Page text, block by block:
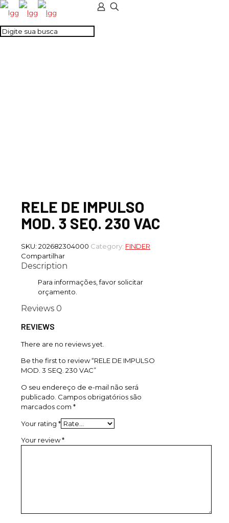
RELE DE IMPULSO
MOD. 3 SEQ. 230 VAC
SKU: 202682304000 Category: FINDER
Compartilhar
Description
Para informações, favor solicitar
orçamento.
Reviews 0
REVIEWS
There are no reviews yet.
Be the first to review “RELE DE IMPULSO
MOD. 3 SEQ. 230 VAC”
O seu endereço de e-mail não será
publicado. Campos obrigatórios são
marcados com *
Your rating *
Your review*